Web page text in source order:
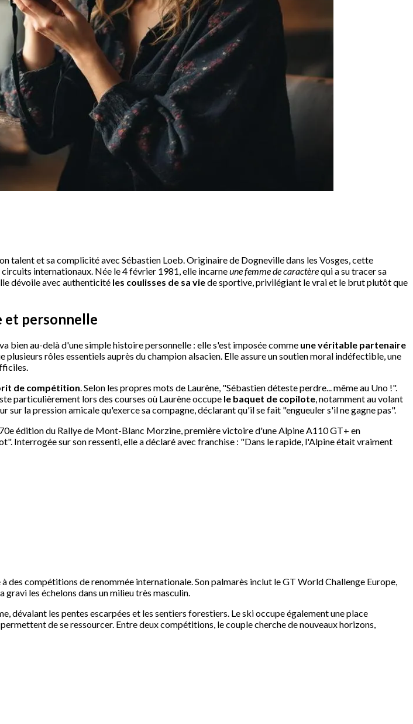
talent et sa complicité avec Sébastien Loeb. Originaire de Dogneville dans les Vosges, cette
internationaux. Née le 4 février 1981, elle incarneune femme de caractèrequi a su tracer sa
dévoile avec authenticité les coulisses de sa viede sportive, privilégiant le vrai et le brut plutôt que
et personnelle
bien au-delà d'une simple histoire personnelle : elle s'est imposée comme une véritable partenaire
rôles essentiels auprès du champion alsacien. Elle assure un soutien moral indéfectible, une
de compétition . Selon les propres mots de Laurène, "Sébastien déteste perdre... même au Uno !".
particulièrement lors des courses où Laurène occupe le baquet de copilote , notamment au volant
la pression amicale qu'exerce sa compagne, déclarant qu'il se fait "engueuler s'il ne gagne pas".
édition du Rallye de Mont-Blanc Morzine, première victoire d'une Alpine A110 GT+ en
Interrogée sur son ressenti, elle a déclaré avec franchise : "Dans le rapide, l'Alpine était vraiment
des compétitions de renommée internationale. Son palmarès inclut le GT World Challenge Europe,
gravi les échelons dans un milieu très masculin.
dévalant les pentes escarpées et les sentiers forestiers. Le ski occupe également une place
de se ressourcer. Entre deux compétitions, le couple cherche de nouveaux horizons,